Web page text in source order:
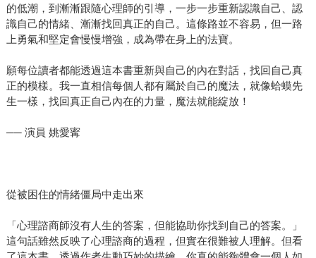
的低潮，到漸漸跟隨心理師的引導，一步一步重新認識自己、認
識自己的情緒、漸漸找回真正的自己。這條路並不容易，但一路
上勇氣和堅定會慢慢增強，成為帶在身上的法寶。
願每位讀者都能透過這本書重新與自己的內在對話，找回自己真
正的模樣。我一直相信每個人都有屬於自己的魔法，就像蛤蟆先
生一樣，找回真正自己內在的力量，魔法就能綻放！
── 演員 姚愛寗
從被困住的情緒僵局中走出來
「心理諮商師沒有人生的答案，但能協助你找到自己的答案。」
這句話雖然反映了心理諮商的過程，但實在很難被人理解。但看